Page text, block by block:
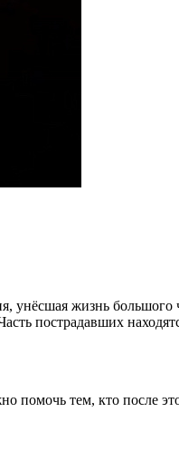
унёсшая жизнь
пострадавших
тем, кто после